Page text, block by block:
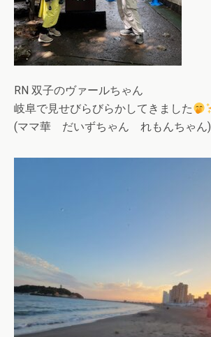
RN 双子のヴァールちゃん
岐阜で見せびらびらかしてきました
(ママ華 だいずちゃん れもんちゃん)